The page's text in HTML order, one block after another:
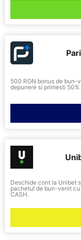
500 RON bonus de bun-
depunere si primesti
Deschide cont la Unibet
pachetul de bun-venit
CASH.